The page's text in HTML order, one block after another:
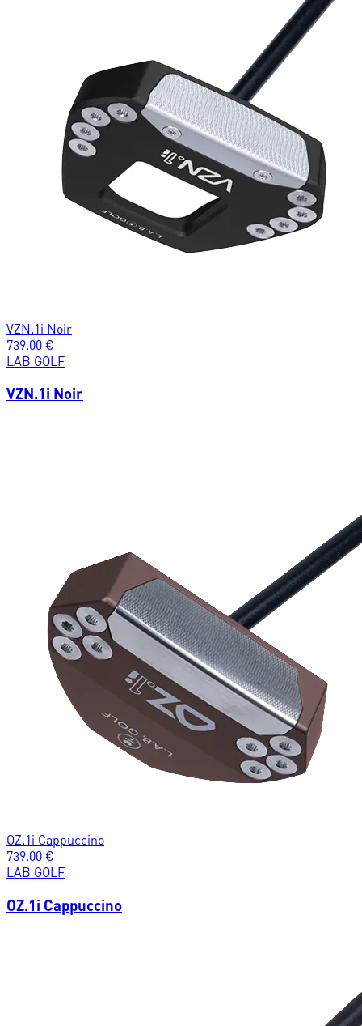
VZN.1i Noir
739.00 €
LAB GOLF
VZN.1i Noir
OZ.1i Cappuccino
739.00 €
LAB GOLF
OZ.1i Cappuccino